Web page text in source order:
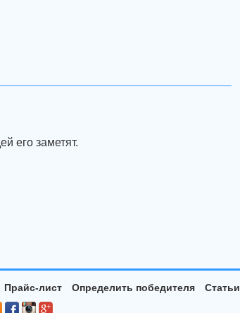
его заметят.
Прайс-лист Определить победителя Статьи